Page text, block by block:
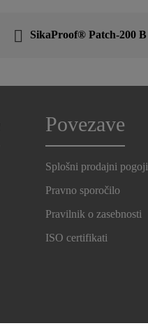
SikaProof® Patch-200 B
Povezave
Splošni prodajni pogoji
Pravno sporočilo
Pravilnik o zasebnosti
ISO certifikati